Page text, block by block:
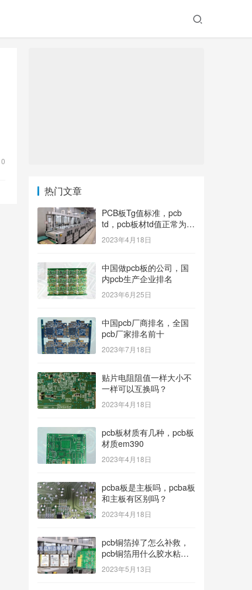
0
热门文章
PCB板Tg值标准，pcb
td，pcb板材td值正常为多
少？
2023年4月18日
中国做pcb板的公司，国
内pcb生产企业排名
2023年6月25日
中国pcb厂商排名，全国
pcb厂家排名前十
2023年7月18日
贴片电阻阻值一样大小不
一样可以互换吗？
2023年4月18日
pcb板材质有几种，pcb板
材质em390
2023年4月18日
pcba板是主板吗，pcba板
和主板有区别吗？
2023年4月18日
pcb铜箔掉了怎么补救，
pcb铜箔用什么胶水粘上
的？
2023年5月13日